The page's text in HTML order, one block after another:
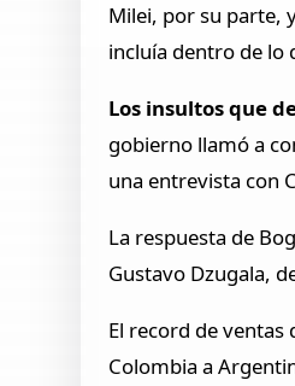
Milei, por su parte,
incluía dentro de lo
Los insultos que
gobierno llamó a
una entrevista con
La respuesta de
Gustavo Dzugala,
El record de
Colombia a